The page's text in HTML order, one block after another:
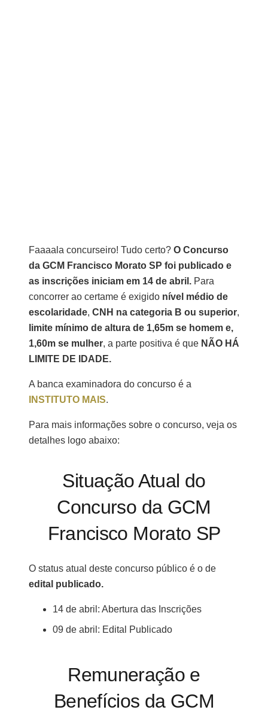
Faaaala concurseiro! Tudo certo? O Concurso
da GCM Francisco Morato SP foi publicado e
as inscrições iniciam em 14 de abril. Para
concorrer ao certame é exigido nível médio de
escolaridade, CNH na categoria B ou superior,
limite mínimo de altura de 1,65m se homem e,
1,60m se mulher, a parte positiva é que NÃO HÁ
LIMITE DE IDADE.
A banca examinadora do concurso é a
INSTITUTO MAIS.
Para mais informações sobre o concurso, veja os
detalhes logo abaixo:
Situação Atual do
Concurso da GCM
Francisco Morato SP
O status atual deste concurso público é o de
edital publicado.
14 de abril: Abertura das Inscrições
09 de abril: Edital Publicado
Remuneração e
Benefícios da GCM